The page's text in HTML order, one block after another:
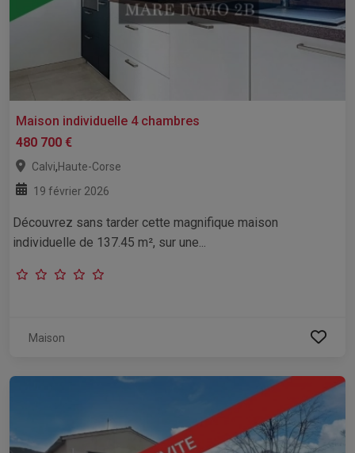
Maison individuelle 4 chambres
480 700 €
Calvi,Haute-Corse
19 février 2026
Découvrez sans tarder cette magnifique maison
individuelle de 137.45 m², sur une...
Maison